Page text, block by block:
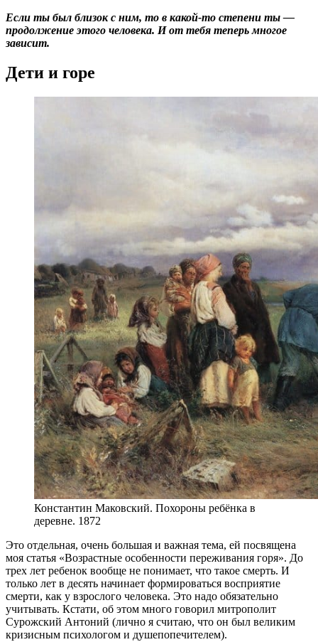
Если ты был близок с ним, то в какой-то степени ты —
продолжение этого человека. И от тебя теперь многое
зависит.
Дети и горе
Константин Маковский. Похороны ребёнка в
деревне. 1872
Это отдельная, очень большая и важная тема, ей посвящена
моя статья «Возрастные особенности переживания горя». До
трех лет ребенок вообще не понимает, что такое смерть. И
только лет в десять начинает формироваться восприятие
смерти, как у взрослого человека. Это надо обязательно
учитывать. Кстати, об этом много говорил митрополит
Сурожский Антоний (лично я считаю, что он был великим
кризисным психологом и душепопечителем).